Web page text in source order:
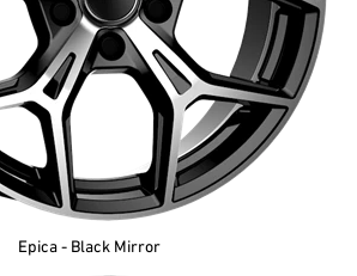
Epica - Black Mirror